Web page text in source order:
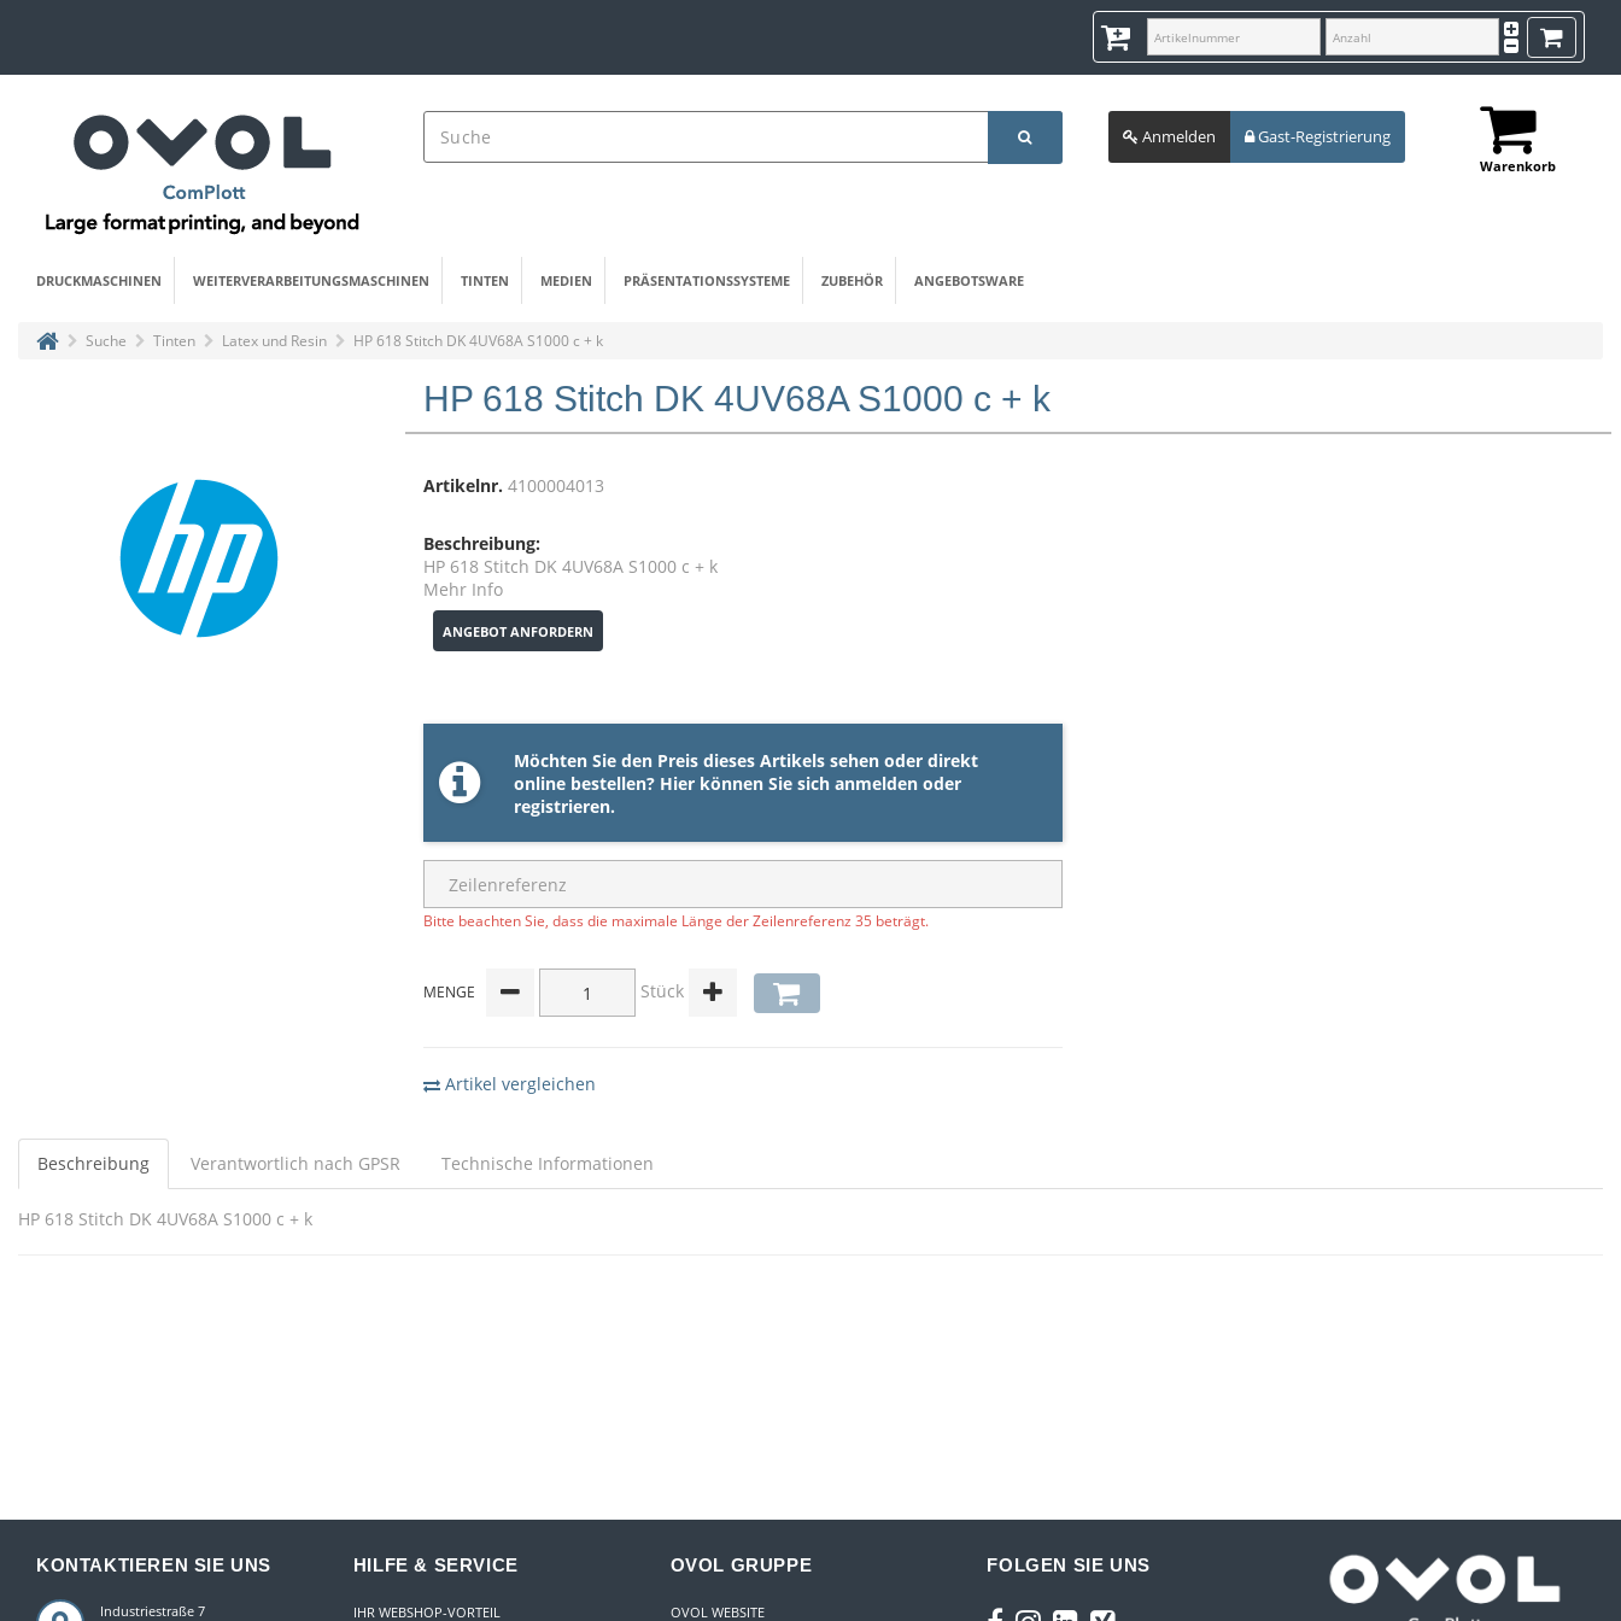
Anmelden Gast-Registrierung
Warenkorb
DRUCKMASCHINEN WEITERVERARBEITUNGSMASCHINEN TINTEN MEDIEN PRÄSENTATIONSSYSTEME ZUBEHÖR ANGEBOTSWARE
Suche Tinten Latex und Resin HP 618 Stitch DK 4UV68A S1000 c + k
HP 618 Stitch DK 4UV68A S1000 c + k
Artikelnr. 4100004013
Beschreibung:
HP 618 Stitch DK 4UV68A S1000 c + k
Mehr Info
ANGEBOT ANFORDERN
Möchten Sie den Preis dieses Artikels sehen oder direkt
online bestellen? Hier können Sie sich anmelden oder
registrieren.
Bitte beachten Sie, dass die maximale Länge der Zeilenreferenz 35 beträgt.
MENGE Stück
Artikel vergleichen
Beschreibung Verantwortlich nach GPSR Technische Informationen
HP 618 Stitch DK 4UV68A S1000 c + k
KONTAKTIEREN SIE UNS
Industriestraße 7
HILFE & SERVICE
IHR WEBSHOP-VORTEIL
OVOL GRUPPE
OVOL WEBSITE
FOLGEN SIE UNS